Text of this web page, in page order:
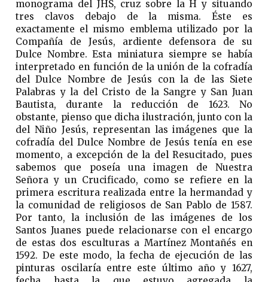
monograma del JHS, cruz sobre la H y situando
tres clavos debajo de la misma. Éste es
exactamente el mismo emblema utilizado por la
Compañía de Jesús, ardiente defensora de su
Dulce Nombre. Esta miniatura siempre se había
interpretado en función de la unión de la cofradía
del Dulce Nombre de Jesús con la de las Siete
Palabras y la del Cristo de la Sangre y San Juan
Bautista, durante la reducción de 1623. No
obstante, pienso que dicha ilustración, junto con la
del Niño Jesús, representan las imágenes que la
cofradía del Dulce Nombre de Jesús tenía en ese
momento, a excepción de la del Resucitado, pues
sabemos que poseía una imagen de Nuestra
Señora y un Crucificado, como se refiere en la
primera escritura realizada entre la hermandad y
la comunidad de religiosos de San Pablo de 1587.
Por tanto, la inclusión de las imágenes de los
Santos Juanes puede relacionarse con el encargo
de estas dos esculturas a Martínez Montañés en
1592. De este modo, la fecha de ejecución de las
pinturas oscilaría entre este último año y 1627,